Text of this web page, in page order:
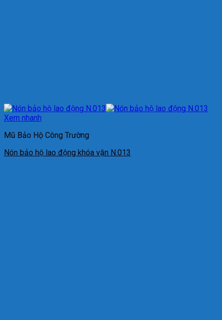
Xem nhanh
Mũ Bảo Hộ Công Trường
Nón bảo hộ lao động khóa vặn N.013